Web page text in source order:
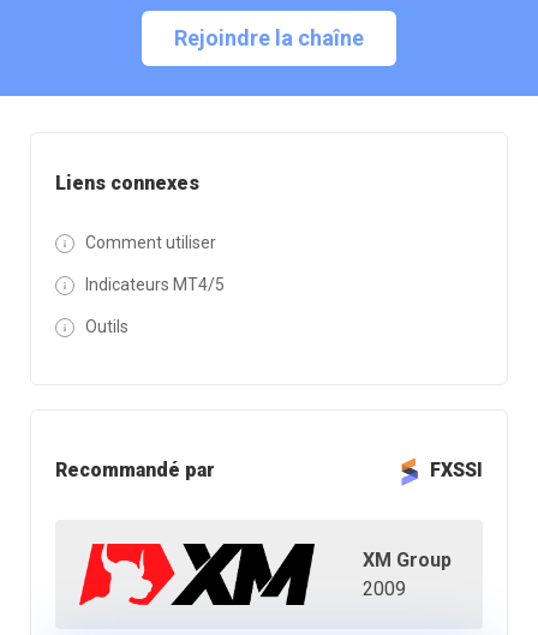
Liens connexes
Comment utiliser
Indicateurs MT4/5
Outils
Recommandé par FXSSI
XM Group
2009
Rejoindre la chaîne